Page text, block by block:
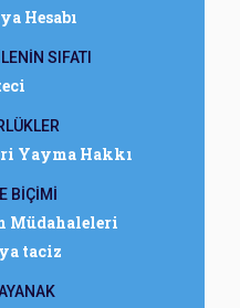
Hesabı
SIFATI
Yayma Hakkı
BİÇİMİ
Müdahaleleri
taciz